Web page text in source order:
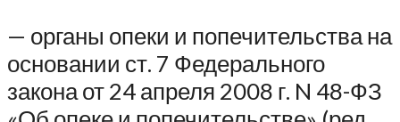
— органы опеки и попечительства на
основании ст. 7 Федерального
закона от 24 апреля 2008 г. N 48-ФЗ